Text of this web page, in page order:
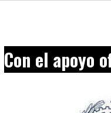
Con el apoyo